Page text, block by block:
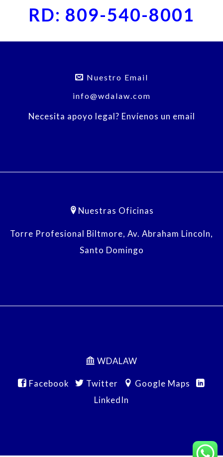
RD: 809-540-8001
Nuestro Email
info@wdalaw.com
Necesita apoyo legal? Envíenos un email
Nuestras Oficinas
Torre Profesional Biltmore, Av. Abraham Lincoln,
Santo Domingo
WDALAW
Facebook Twitter
Google Maps
LinkedIn